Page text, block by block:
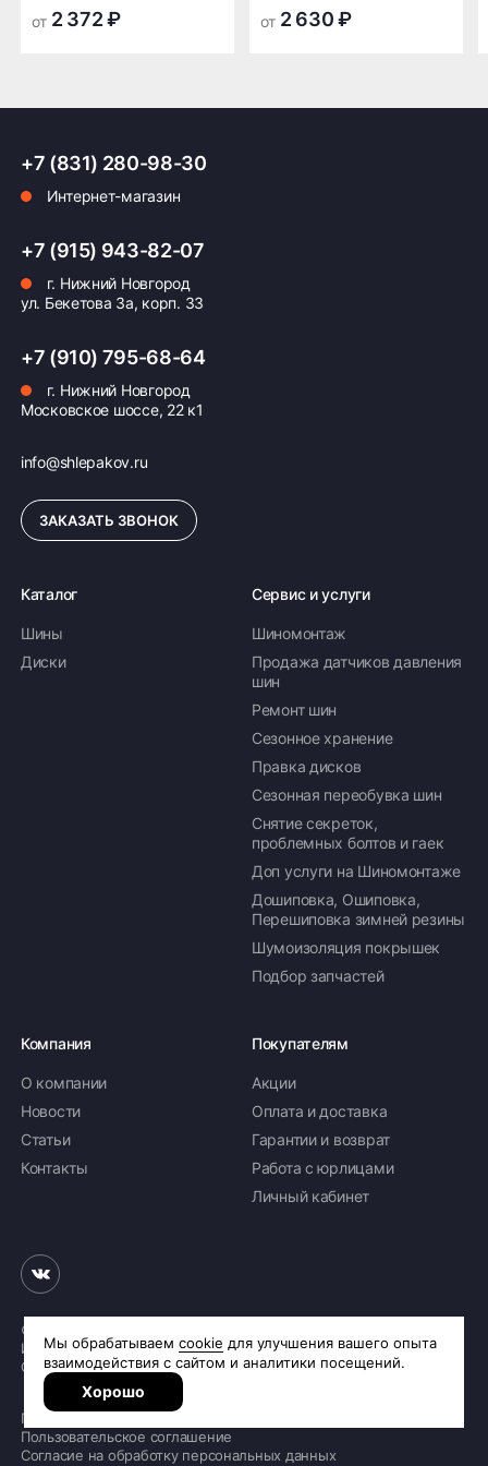
транспортной
компании в Нижнем
транспортной
компании в Нижнем
Оплата заказа
Возможна картой, наличными при получении,
также доступно оформление кредита и
от 2 372 ₽ от 2 630 ₽
+7 (831) 280-98-30
Интернет-магазин
+7 (915) 943-82-07
г. Нижний Новгород
ул. Бекетова 3а, корп. 33
+7 (910) 795-68-64
г. Нижний Новгород
Московское шоссе, 22 к1
info@shlepakov.ru
ЗАКАЗАТЬ ЗВОНОК
Каталог
Шины
Диски
Сервис и услуги
Шиномонтаж
Продажа датчиков давления
шин
Ремонт шин
Сезонное хранение
Правка дисков
Сезонная переобувка шин
Снятие секреток,
проблемных болтов и гаек
Доп услуги на Шиномонтаже
Дошиповка, Ошиповка,
Перешиповка зимней резины
Шумоизоляция покрышек
Подбор запчастей
Компания
О компании
Новости
Статьи
Контакты
Покупателям
Акции
Оплата и доставка
Гарантии и возврат
Работа с юрлицами
Личный кабинет
© 2026 «Шинное бюро Шлепакова»
Интернет-магазин шин и дисков
Сделано вR.class
Политика обработки персональных данных
Пользовательское соглашение
Согласие на обработку персональных данных